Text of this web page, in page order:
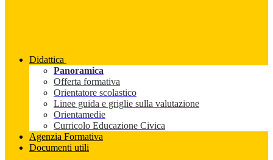
Didattica
Panoramica
Offerta formativa
Orientatore scolastico
Linee guida e griglie sulla valutazione
Orientamedie
Curricolo Educazione Civica
Agenzia Formativa
Documenti utili